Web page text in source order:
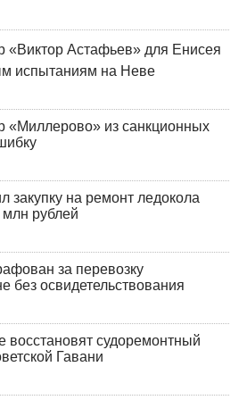
Астафьев» для Енисея
испытаниям на Неве
«Миллерово» из санкционных
закупку на ремонт ледокола
рублей
за перевозку
без освидетельствования
восстановят судоремонтный
Гавани